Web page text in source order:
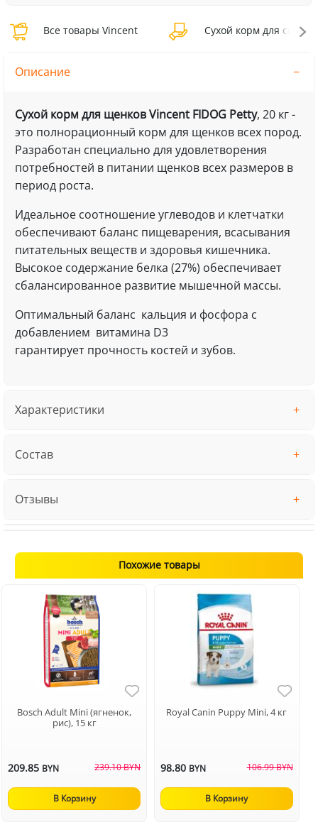
Все товары Vincent Сухой корм для собак
Описание
Сухой корм для щенков Vincent FIDOG Petty, 20 кг -
это полнорационный корм для щенков всех пород.
Разработан специально для удовлетворения
потребностей в питании щенков всех размеров в
период роста.
Идеальное соотношение углеводов и клетчатки
обеспечивают баланс пищеварения, всасывания
питательных веществ и здоровья кишечника.
Высокое содержание белка (27%) обеспечивает
сбалансированное развитие мышечной массы.
Оптимальный баланс кальция и фосфора с
добавлением витамина D3
гарантирует прочность костей и зубов.
Характеристики
Состав
Отзывы
Похожие товары
Bosch Adult Mini (ягненок,
рис), 15 кг
209.85 BYN 239.10 BYN
В Корзину
Royal Canin Puppy Mini, 4 кг
98.80 BYN 106.99 BYN
В Корзину